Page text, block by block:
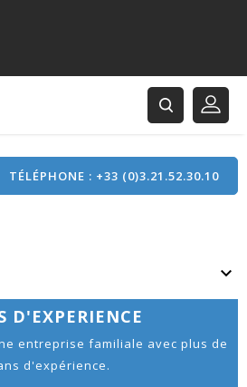
TÉLÉPHONE : +33 (0)3.21.52.30.10

D'EXPERIENCE
entreprise familiale avec plus de
d'expérience.